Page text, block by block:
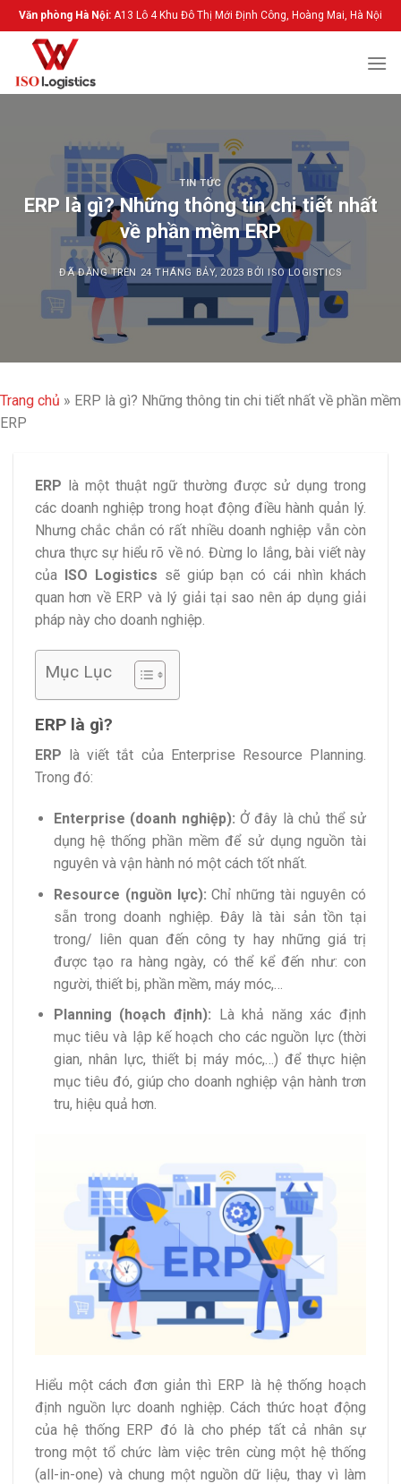
Chuyển
đến
dung
Văn phòng Hà Nội: A13 Lô 4 Khu Đô Thị Mới Định Công, Hoàng Mai, Hà Nội
TIN TỨC
ERP là gì? Những thông tin chi tiết nhất
về phần mềm ERP
ĐÃ ĐĂNG TRÊN 24 THÁNG BẢY, 2023 BỞI ISO LOGISTICS
Trang chủ » ERP là gì? Những thông tin chi tiết nhất về phần mềm
ERP
ERP là một thuật ngữ thường được sử dụng trong
các doanh nghiệp trong hoạt động điều hành quản lý.
Nhưng chắc chắn có rất nhiều doanh nghiệp vẫn còn
chưa thực sự hiểu rõ về nó. Đừng lo lắng, bài viết này
của ISO Logistics sẽ giúp bạn có cái nhìn khách
quan hơn về ERP và lý giải tại sao nên áp dụng giải
pháp này cho doanh nghiệp.
Mục Lục
ERP là gì?
ERP là viết tắt của Enterprise Resource Planning.
Trong đó:
Enterprise (doanh nghiệp): Ở đây là chủ thể sử
dụng hệ thống phần mềm để sử dụng nguồn tài
nguyên và vận hành nó một cách tốt nhất.
Resource (nguồn lực): Chỉ những tài nguyên có
sẵn trong doanh nghiệp. Đây là tài sản tồn tại
trong/ liên quan đến công ty hay những giá trị
được tạo ra hàng ngày, có thể kể đến như: con
người, thiết bị, phần mềm, máy móc,…
Planning (hoạch định): Là khả năng xác định
mục tiêu và lập kế hoạch cho các nguồn lực (thời
gian, nhân lực, thiết bị máy móc,…) để thực hiện
mục tiêu đó, giúp cho doanh nghiệp vận hành trơn
tru, hiệu quả hơn.
Hiểu một cách đơn giản thì ERP là hệ thống hoạch
định nguồn lực doanh nghiệp. Cách thức hoạt động
của hệ thống ERP đó là cho phép tất cả nhân sự
trong một tổ chức làm việc trên cùng một hệ thống
(all-in-one) và chung một nguồn dữ liệu, thay vì làm